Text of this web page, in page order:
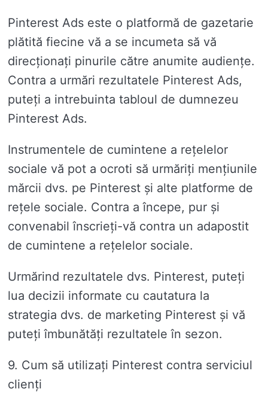
Pinterest Ads este o platformă de gazetarie
plătită fiecine vă a se incumeta să vă
direcționați pinurile către anumite audiențe.
Contra a urmări rezultatele Pinterest Ads,
puteți a intrebuinta tabloul de dumnezeu
Pinterest Ads.
Instrumentele de cumintene a rețelelor
sociale vă pot a ocroti să urmăriți mențiunile
mărcii dvs. pe Pinterest și alte platforme de
rețele sociale. Contra a începe, pur și
convenabil înscrieți-vă contra un adapostit
de cumintene a rețelelor sociale.
Urmărind rezultatele dvs. Pinterest, puteți
lua decizii informate cu cautatura la
strategia dvs. de marketing Pinterest și vă
puteți îmbunătăți rezultatele în sezon.
9. Cum să utilizați Pinterest contra serviciul
clienți